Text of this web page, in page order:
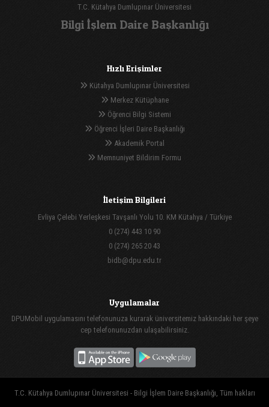
T.C. Kütahya Dumlupınar Üniversitesi
Bilgi İşlem Daire Başkanlığı
Hızlı Erişimler
Kütahya Dumlupınar Üniversitesi
Merkez Kütüphane
Öğrenci Bilgi Sistemi
Öğrenci İşleri Daire Başkanlığı
Akademik Portal
Memnuniyet Bildirim Formu
İletişim Bilgileri
Evliya Çelebi Yerleşkesi Tavşanlı Yolu 10. KM Kütahya / Türkiye
0 (274) 443 10 90
0 (274) 265 20 43
bidb@dpu.edu.tr
Uygulamalar
DPUMobil uygulamasını telefonunuza kurarak üniversitemiz hakkındaki her şeye
cep telefonunuzdan ulaşabilirsiniz.
T.C. Kütahya Dumlupınar Üniversitesi - Bilgi İşlem Daire Başkanlığı, Tüm hakları